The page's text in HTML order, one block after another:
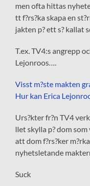
men ofta hittas
tt f?rs?ka skapa en
jakten p? ett s? kallat
T.ex. TV4:s angrepp
Lejonroos….
Visst m?ste makten
Hur kan Erica
Urs?kter fr?n TV4
llet skylla p? dom
att dom f?rs?ker
nyhetsletande
Suck